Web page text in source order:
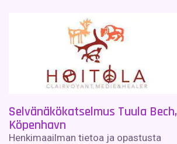
Selvänäkökatselmus Tuula Bech,
Köpenhavn
Henkimaailman tietoa ja opastusta